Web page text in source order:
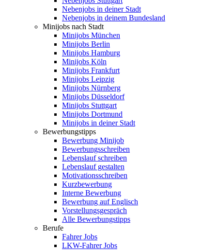
Nebenjobs in deiner Stadt
Nebenjobs in deinem Bundesland
Minijobs nach Stadt
Minijobs München
Minijobs Berlin
Minijobs Hamburg
Minijobs Köln
Minijobs Frankfurt
Minijobs Leipzig
Minijobs Nürnberg
Minijobs Düsseldorf
Minijobs Stuttgart
Minijobs Dortmund
Minijobs in deiner Stadt
Bewerbungstipps
Bewerbung Minijob
Bewerbungsschreiben
Lebenslauf schreiben
Lebenslauf gestalten
Motivationsschreiben
Kurzbewerbung
Interne Bewerbung
Bewerbung auf Englisch
Vorstellungsgespräch
Alle Bewerbungstipps
Berufe
Fahrer Jobs
LKW-Fahrer Jobs